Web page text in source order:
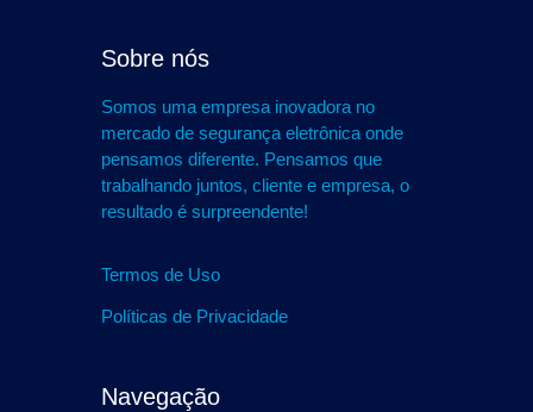
Sobre nós
Somos uma empresa inovadora no
mercado de segurança eletrônica onde
pensamos diferente. Pensamos que
trabalhando juntos, cliente e empresa, o
resultado é surpreendente!
Termos de Uso
Políticas de Privacidade
Navegação